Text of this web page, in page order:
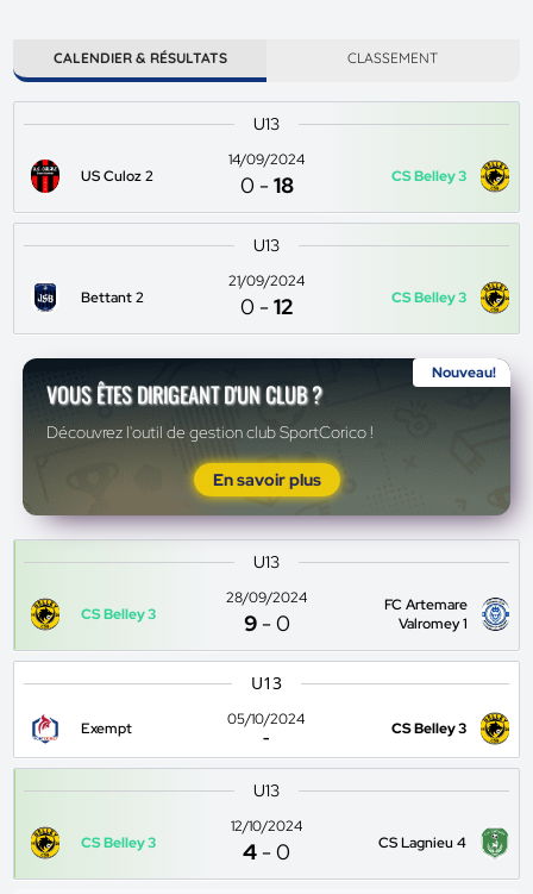
CALENDIER & RÉSULTATS CLASSEMENT
U13
US Culoz 2
14/09/2024
0 -18 CS Belley 3
U13
Bettant 2
21/09/2024
0 -12 CS Belley 3
Nouveau!
VOUS ÊTES DIRIGEANT D'UN CLUB ?
Découvrez l'outil de gestion club SportCorico !
En savoir plus
U13
CS Belley 3
28/09/2024
9 -0
FC Artemare
Valromey 1
U13
Exempt
05/10/2024
-
CS Belley 3
U13
CS Belley 3
12/10/2024
4 -0 CS Lagnieu 4